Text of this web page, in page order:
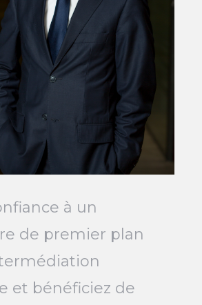
à un
de premier plan
et bénéficiez de